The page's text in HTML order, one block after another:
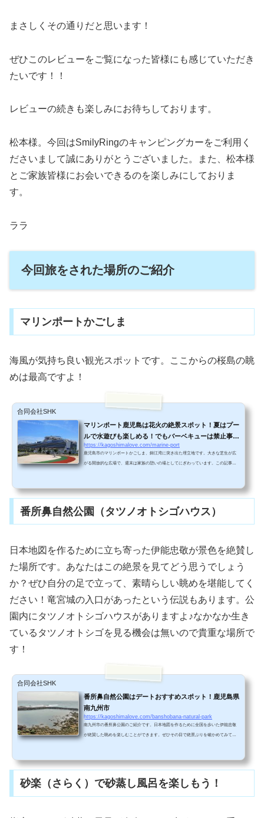
まさしくその通りだと思います！
ぜひこのレビューをご覧になった皆様にも感じていただき
たいです！！
レビューの続きも楽しみにお待ちしております。
松本様。今回はSmilyRingのキャンピングカーをご利用く
ださいまして誠にありがとうございました。また、松本様
とご家族皆様にお会いできるのを楽しみにしておりま
す。
ララ
今回旅をされた場所のご紹介
マリンポートかごしま
海風が気持ち良い観光スポットです。ここからの桜島の眺
めは最高ですよ！
合同会社SHK
マリンポート鹿児島は花火の絶景スポット！夏はプー
ルで水遊びも楽しめる！でもバーベキューは禁止事項
だよ！
https://kagoshimalove.com/marine-port
鹿児島市のマリンポートかごしま、錦江湾に突き出た埋立地です。大きな芝生が広
がる開放的な広場で、週末は家族の憩いの場としてにぎわっています。この記事で
てこいの場所です！花火大会のときはいつも大勢の人でにぎわいます。週末の市民
り・・・、マリンポート鹿児島では、広々とした芝生で子どもたち...
番所鼻自然公園（タツノオトシゴハウス）
日本地図を作るために立ち寄った伊能忠敬が景色を絶賛し
た場所です。あなたはこの絶景を見てどう思うでしょう
か？ぜひ自分の足で立って、素晴らしい眺めを堪能してく
ださい！竜宮城の入口があったという伝説もあります。公
園内にタツノオトシゴハウスがありますよ♪なかなか生き
ているタツノオトシゴを見る機会は無いので貴重な場所で
す！
合同会社SHK
番所鼻自然公園はデートおすすめスポット！鹿児島県
南九州市
https://kagoshimalove.com/banshobana-natural-park
南九州市の番所鼻公園のご紹介です。日本地図を作るために全国を歩いた伊能忠敬
が絶賛した眺めを楽しむことができます。ぜひその目で絶景ぶりを確かめてみてく
敵な景色を眺めることができます。また浦島...
砂楽（さらく）で砂蒸し風呂を楽しもう！